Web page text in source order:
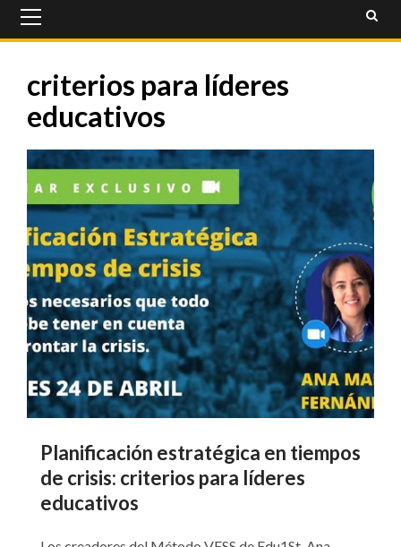
Menu
criterios para líderes
educativos
Planificación estratégica en tiempos
de crisis: criterios para líderes
educativos